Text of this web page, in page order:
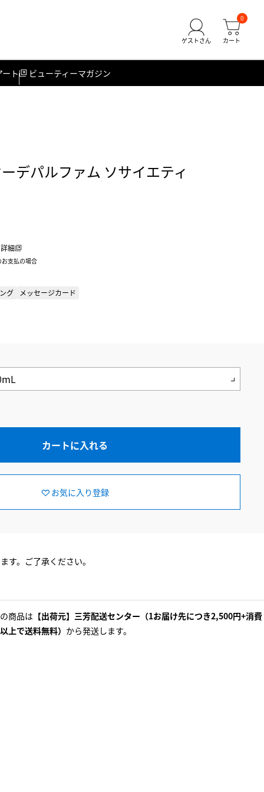
0
ート ビューティーマガジン
デパルファム ソサイエティ
詳細
支払の場合
グ メッセージカード
カートに入れる
お気に入り登録
す。ご了承ください。
商品は 【出荷元】三芳配送センター（1お届け先につき2,500円+消費
上で送料無料） から発送します。